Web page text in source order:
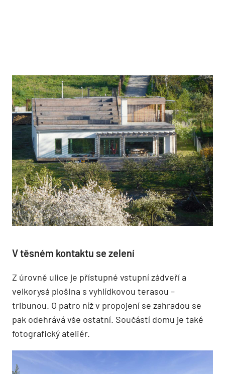
V těsném kontaktu se zelení
Z úrovně ulice je přístupné vstupní zádveří a
velkorysá plošina s vyhlídkovou terasou –
tribunou. O patro níž v propojení se zahradou se
pak odehrává vše ostatní. Součástí domu je také
fotografický ateliér.